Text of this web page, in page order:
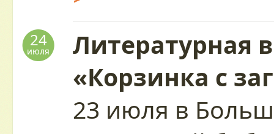
24
июля
Литературная
«Корзинка с
23 июля в